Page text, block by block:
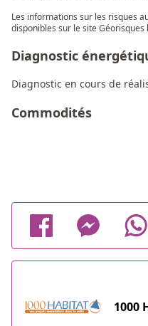
Les informations sur les risques
disponibles sur le site Géorisques
Diagnostic
Diagnostic en cours de
Commodités
1000